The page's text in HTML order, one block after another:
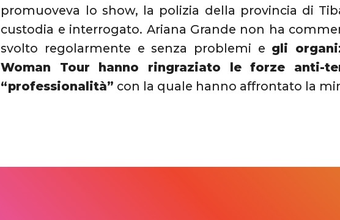
promuoveva lo show, la polizia della provincia di
custodia e interrogato. Ariana Grande non ha
svolto regolarmente e senza problemi e gli
Woman Tour hanno ringraziato le forze anti-
“professionalità” con la quale hanno affrontato la